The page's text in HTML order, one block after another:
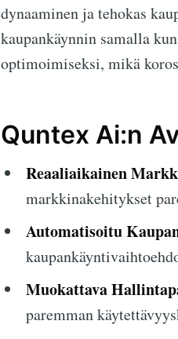
dynaaminen ja tehokas
kaupankäynnin samalla
optimoimiseksi, mikä
Quntex Ai:n
Reaaliaikainen
markkinakehitykset
Automatisoitu
Muokattava
paremman